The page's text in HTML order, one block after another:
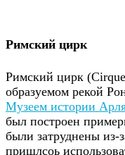
Римский цирк
Римский цирк
образуемом рекой
Музеем истории
был построен
были затруднены из-
пришлсоь